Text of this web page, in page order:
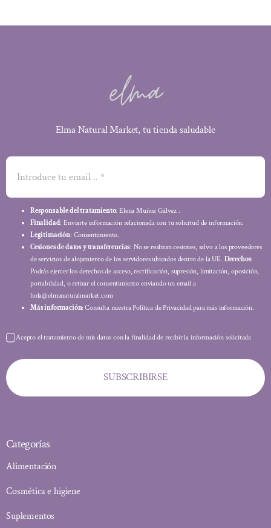
Elma Natural Market, tu tienda saludable
Responsable del tratamiento: Elena Muñoz Gálvez .
Finalidad: Enviarte información relacionada con tu solicitud de información.
Legitimación: Consentimiento.
Cesiones de datos y transferencias: No se realizan cesiones, salvo a los proveedores
de servicios de alojamiento de los servidores ubicados dentro de la UE. Derechos:
Podrás ejercer los derechos de acceso, rectificación, supresión, limitación, oposición,
portabilidad, o retirar el consentimiento enviando un email a
hola@elmanaturalmarket.com
Más información: Consulta nuestra Política de Privacidad para más información.
Acepto el tratamiento de mis datos con la finalidad de recibir la información solicitada
SUBSCRIBIRSE
Categorías
Alimentación
Cosmética e higiene
Suplementos